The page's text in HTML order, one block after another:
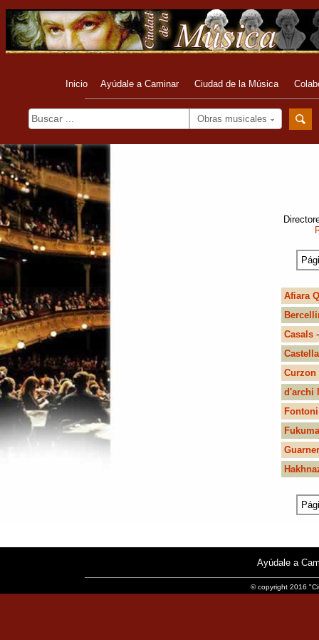
Inicio Ayúdale a Caminar Ciudad de la Música
Obras musicales
Afiara
Casals-
Curzon
d'archi
Fontoni
Fukuma
Ayúdale a
© copyright 2016